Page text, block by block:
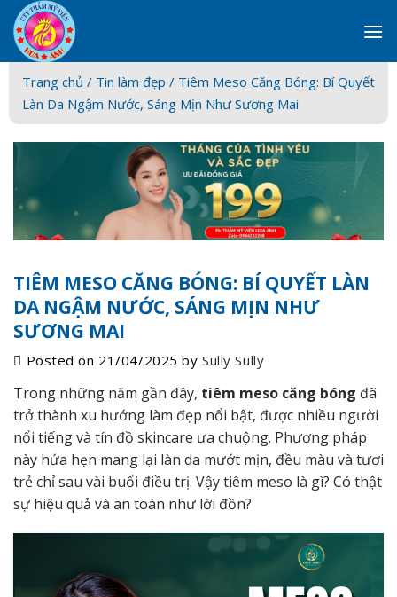
Skip
to
content
Trang chủ / Tin làm đẹp / Tiêm Meso Căng Bóng: Bí Quyết
Làn Da Ngậm Nước, Sáng Mịn Như Sương Mai
TIÊM MESO CĂNG BÓNG: BÍ QUYẾT LÀN
DA NGẬM NƯỚC, SÁNG MỊN NHƯ
SƯƠNG MAI
Posted on 21/04/2025 bySully Sully
Trong những năm gần đây, tiêm meso căng bóng đã
trở thành xu hướng làm đẹp nổi bật, được nhiều người
nổi tiếng và tín đồ skincare ưa chuộng. Phương pháp
này hứa hẹn mang lại làn da mướt mịn, đều màu và tươi
trẻ chỉ sau vài buổi điều trị. Vậy tiêm meso là gì? Có thật
sự hiệu quả và an toàn như lời đồn?